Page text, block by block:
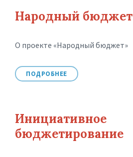
Народный бюджет
О проекте «Народный бюджет»
ПОДРОБНЕЕ
Инициативное
бюджетирование